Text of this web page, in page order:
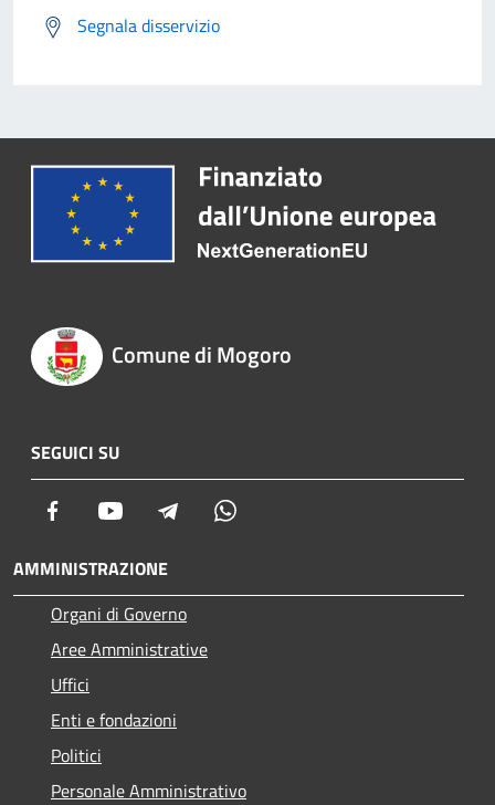
Segnala disservizio
Comune di Mogoro
SEGUICI SU
Facebook Youtube Telegram
AMMINISTRAZIONE
Organi di Governo
Aree Amministrative
Uffici
Enti e fondazioni
Politici
Personale Amministrativo